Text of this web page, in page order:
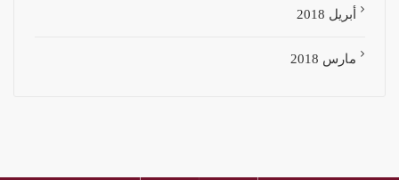
أبريل 2018
مارس 2018